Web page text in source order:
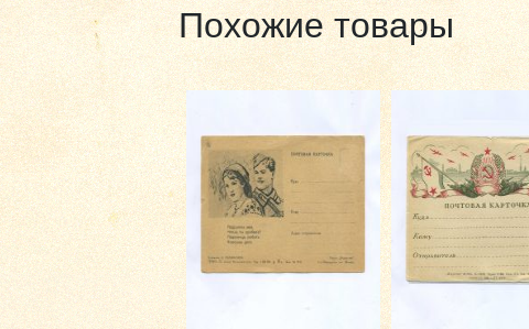
Похожие товары